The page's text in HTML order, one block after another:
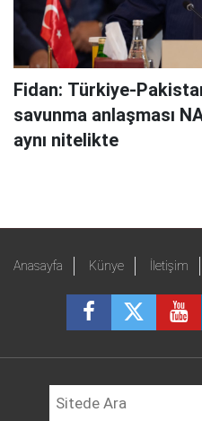
Fidan: Türkiye-
savunma anlaşması
aynı nitelikte
Anasayfa Künye İletişim